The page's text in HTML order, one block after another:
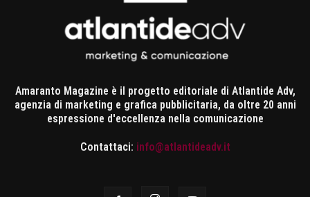
Amaranto Magazine è il progetto editoriale di Atlantide Adv,
agenzia di marketing e grafica pubblicitaria, da oltre 20 anni
espressione d'eccellenza nella comunicazione
Contattaci: info@atlantideadv.it